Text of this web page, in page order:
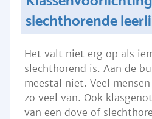
slechthorende
Het valt niet erg op als
slechthorend is. Aan de
meestal niet. Veel
zo veel van. Ook
van een dove of